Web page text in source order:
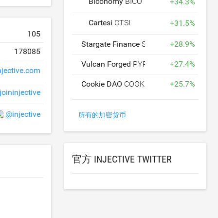
105
178085
joininjective
@injective
Cartesi CTSI +31.5%
Stargate FinanceSTG +28.9%
Vulcan Forged PYR +27.4%
Cookie DAO COOKIE +25.7%
所有的加密货币
官方 INJECTIVE TWITTER